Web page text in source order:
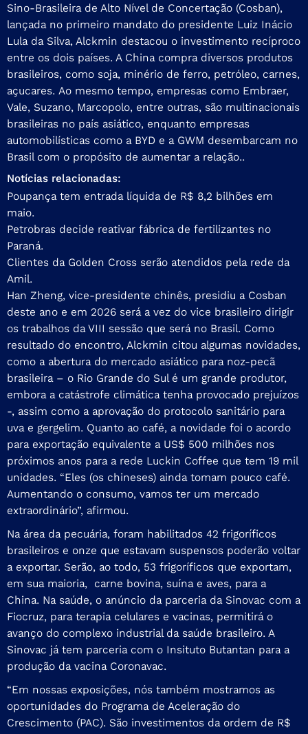
Sino-Brasileira de Alto Nível de Concertação (Cosban),
lançada no primeiro mandato do presidente Luiz Inácio
Lula da Silva, Alckmin destacou o investimento recíproco
entre os dois países. A China compra diversos produtos
brasileiros, como soja, minério de ferro, petróleo, carnes,
açucares. Ao mesmo tempo, empresas como Embraer,
Vale, Suzano, Marcopolo, entre outras, são multinacionais
brasileiras no país asiático, enquanto empresas
automobilísticas como a BYD e a GWM desembarcam no
Brasil com o propósito de aumentar a relação..
Notícias relacionadas:
Poupança tem entrada líquida de R$ 8,2 bilhões em
maio.
Petrobras decide reativar fábrica de fertilizantes no
Paraná.
Clientes da Golden Cross serão atendidos pela rede da
Amil.
Han Zheng, vice-presidente chinês, presidiu a Cosban
deste ano e em 2026 será a vez do vice brasileiro dirigir
os trabalhos da VIII sessão que será no Brasil. Como
resultado do encontro, Alckmin citou algumas novidades,
como a abertura do mercado asiático para noz-pecã
brasileira – o Rio Grande do Sul é um grande produtor,
embora a catástrofe climática tenha provocado prejuízos
-, assim como a aprovação do protocolo sanitário para
uva e gergelim. Quanto ao café, a novidade foi o acordo
para exportação equivalente a US$ 500 milhões nos
próximos anos para a rede Luckin Coffee que tem 19 mil
unidades. “Eles (os chineses) ainda tomam pouco café.
Aumentando o consumo, vamos ter um mercado
extraordinário”, afirmou.
Na área da pecuária, foram habilitados 42 frigoríficos
brasileiros e onze que estavam suspensos poderão voltar
a exportar. Serão, ao todo, 53 frigoríficos que exportam,
em sua maioria, carne bovina, suína e aves, para a
China. Na saúde, o anúncio da parceria da Sinovac com a
Fiocruz, para terapia celulares e vacinas, permitirá o
avanço do complexo industrial da saúde brasileiro. A
Sinovac já tem parceria com o Insituto Butantan para a
produção da vacina Coronavac.
“Em nossas exposições, nós também mostramos as
oportunidades do Programa de Aceleração do
Crescimento (PAC). São investimentos da ordem de R$